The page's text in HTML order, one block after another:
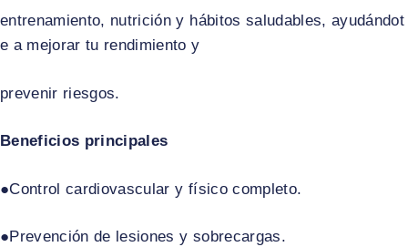
entrenamiento, nutrición y hábitos saludables, ayudándot
e a mejorar tu rendimiento y
prevenir riesgos.
Beneficios principales
●Control cardiovascular y físico completo.​
●Prevención de lesiones y sobrecargas.​